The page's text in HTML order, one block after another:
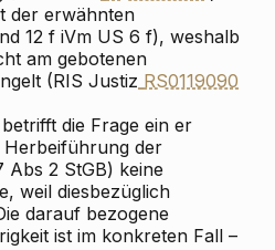
der erwähnten
12 f iVm US 6 f), weshalb
am gebotenen
(RIS Justiz RS0119090
die Frage ein er
der
Abs 2 StGB) keine
weil diesbezüglich
darauf bezogene
ist im konkreten Fall –